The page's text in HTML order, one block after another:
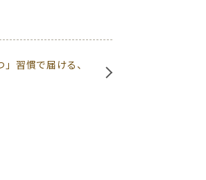
習慣で届ける、